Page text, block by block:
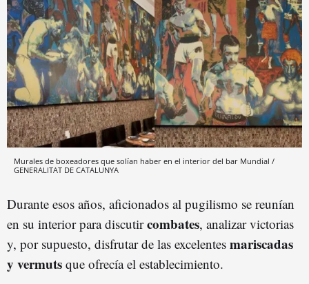
Murales de boxeadores que solían haber en el interior del bar Mundial /
GENERALITAT DE CATALUNYA
Durante esos años, aficionados al pugilismo se reunían
en su interior para discutircombates, analizar victorias
y, por supuesto, disfrutar de las excelentes mariscadas
y vermuts que ofrecía el establecimiento.